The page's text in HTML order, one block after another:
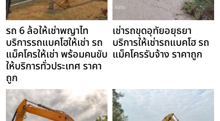
รถ 6 ล้อให้เช่าพญาไท
บริการรถแบคโฮให้เช่า รถ
แม็คโครให้เช่า พร้อมคนขับ
ให้บริการทั่วประเทศ ราคา
ถูก
เช่ารถขุดอุทัยอยุธยา
บริการให้เช่ารถแบคโฮ รถ
แม็คโครรับจ้าง ราคาถูก